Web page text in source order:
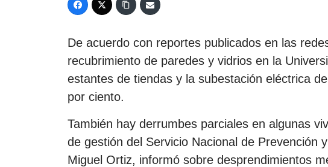
De acuerdo con reportes publicados en las
recubrimiento de paredes y vidrios en la
estantes de tiendas y la subestación eléctrica
por ciento.
También hay derrumbes parciales en algunas
de gestión del Servicio Nacional de Prevención
Miguel Ortiz, informó sobre desprendimientos